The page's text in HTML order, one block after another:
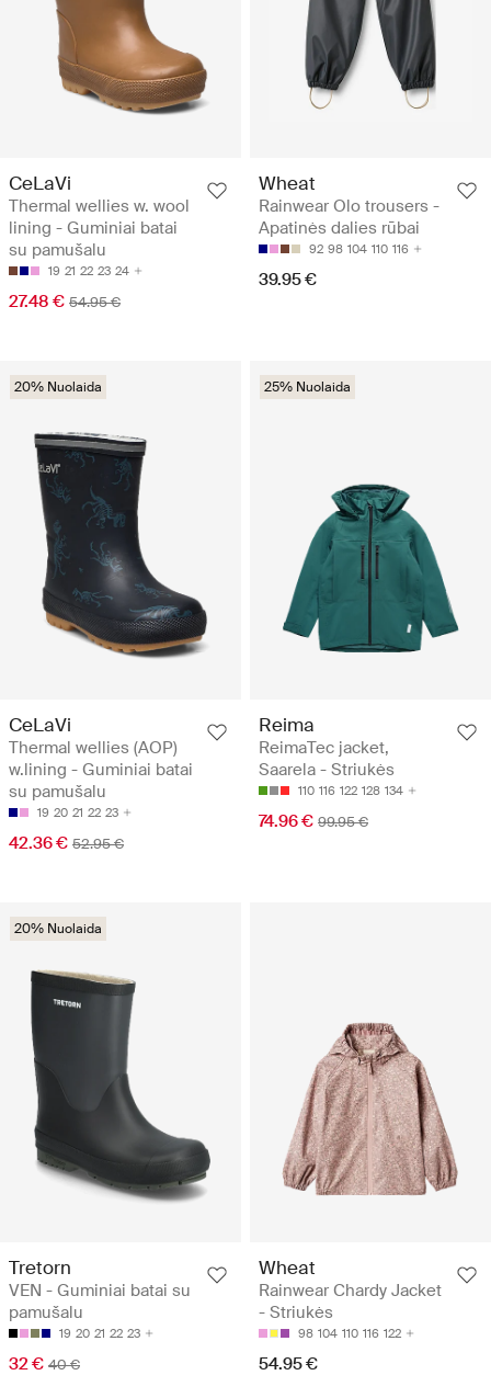
CeLaVi
Thermal wellies w. wool
lining - Guminiai batai
su pamušalu
19 21 22 23 24
27.48 € 54.95 €
Wheat
Rainwear Olo trousers -
Apatinės dalies rūbai
92 98 104 110 116
39.95 €
20% Nuolaida
CeLaVi
Thermal wellies (AOP)
w.lining - Guminiai batai
su pamušalu
19 20 21 22 23
42.36 € 52.95 €
25% Nuolaida
Reima
ReimaTec jacket,
Saarela - Striukės
110 116 122 128 134
74.96 € 99.95 €
20% Nuolaida
Tretorn
VEN - Guminiai batai su
pamušalu
19 20 21 22 23
32 € 40 €
Wheat
Rainwear Chardy Jacket
- Striukės
98 104 110 116 122
54.95 €